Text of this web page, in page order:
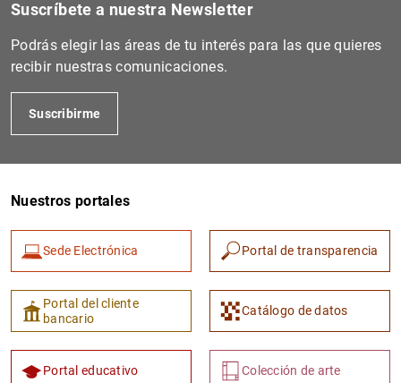
Suscríbete a nuestra Newsletter
Podrás elegir las áreas de tu interés para las que quieres
recibir nuestras comunicaciones.
Suscribirme
Nuestros portales
Sede Electrónica Portal de transparencia
Portal del cliente
bancario
Catálogo de datos
Portal educativo Colección de arte